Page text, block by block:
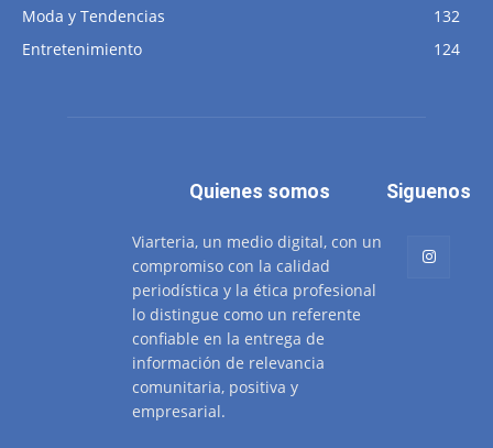
Moda y Tendencias
132
Entretenimiento
124
Quienes somos
Viarteria, un medio digital, con un
compromiso con la calidad
periodística y la ética profesional
lo distingue como un referente
confiable en la entrega de
información de relevancia
comunitaria, positiva y
empresarial.
Siguenos